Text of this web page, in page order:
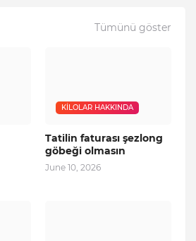
Tümünü göster
KILOLAR HAKKINDA
Tatilin faturası şezlong
göbeği olmasın
June 10, 2026